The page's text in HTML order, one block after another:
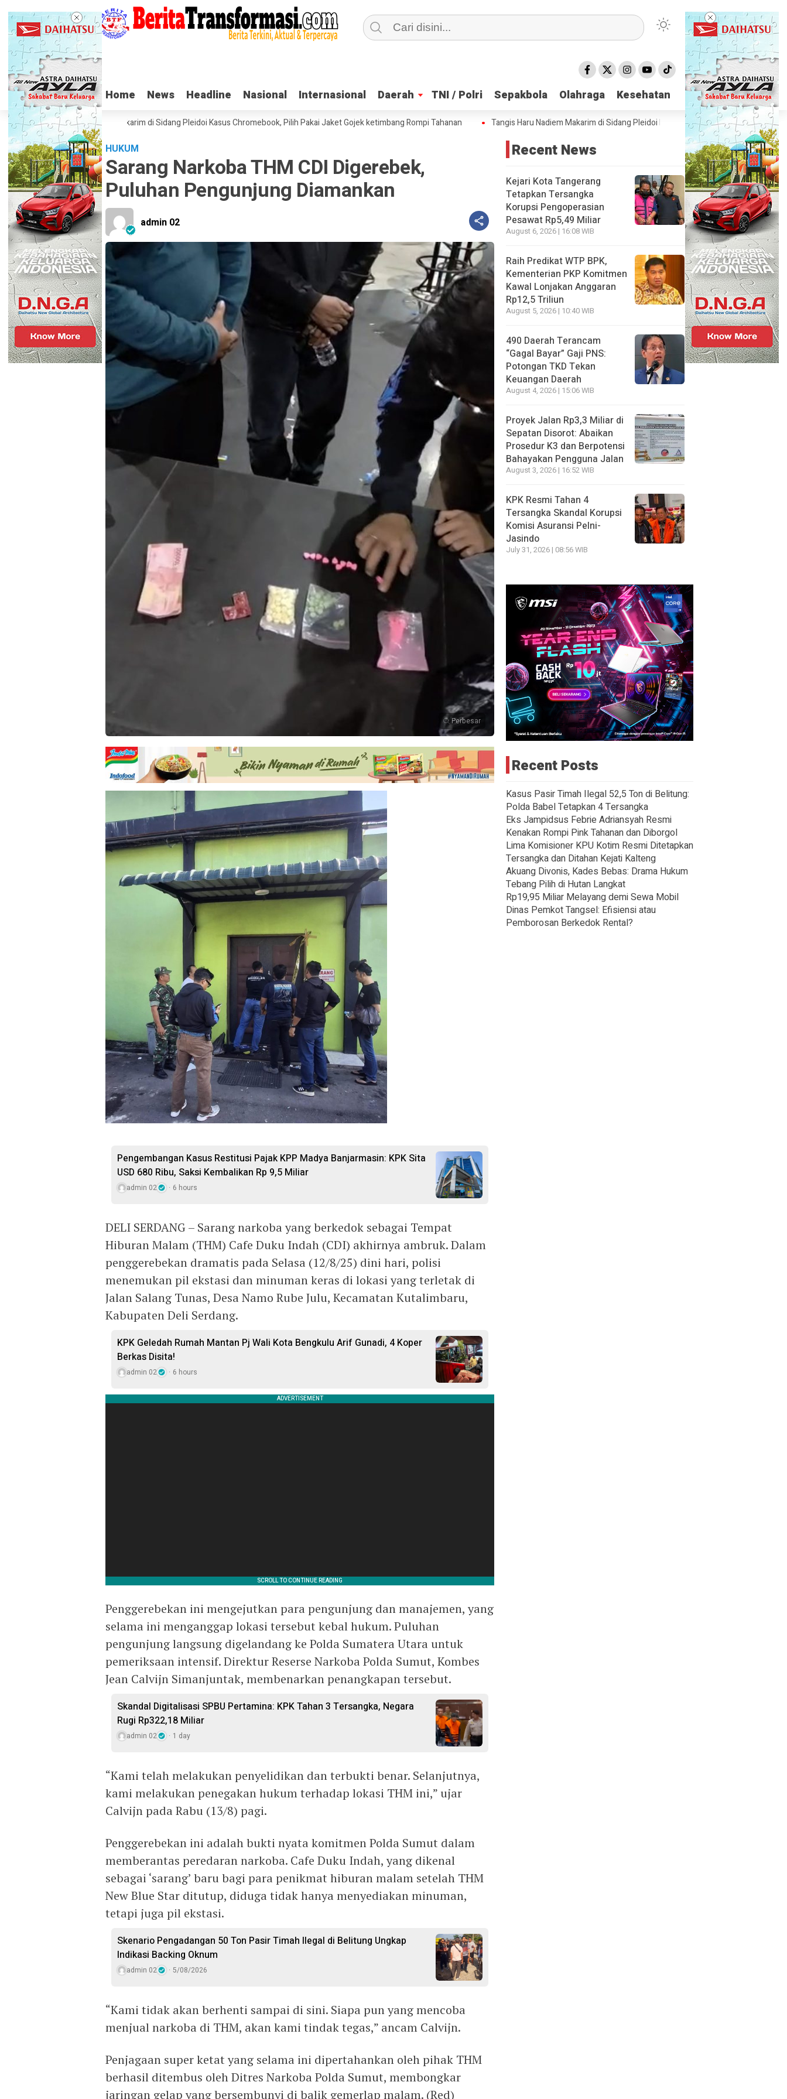
Home News Headline Nasional Internasional Daerah TNI / Polri Sepakbola Olahraga Kesehatan
Home News Headline Nasional Internasional Daerah TNI / Polri Sepakbola Olahraga Kesehatan
Tangis Haru Nadiem Makarim di Sidang Pleidoi Kasus Chromebook, Pilih Pakai Jaket Gojek ketimbang Rompi Tahanan Tangis Haru Nadiem Makarim di Sidang Pleidoi Kasus Chromebook, Pilih Pakai Jaket
HUKUM
Sarang Narkoba THM CDI Digerebek,
Puluhan Pengunjung Diamankan
admin 02
Perbesar
Pengembangan Kasus Restitusi Pajak KPP Madya Banjarmasin: KPK Sita
USD 680 Ribu, Saksi Kembalikan Rp 9,5 Miliar
admin 02 6 hours
DELI SERDANG – Sarang narkoba yang berkedok sebagai Tempat
Hiburan Malam (THM) Cafe Duku Indah (CDI) akhirnya ambruk. Dalam
penggerebekan dramatis pada Selasa (12/8/25) dini hari, polisi
menemukan pil ekstasi dan minuman keras di lokasi yang terletak di
Jalan Salang Tunas, Desa Namo Rube Julu, Kecamatan Kutalimbaru,
Kabupaten Deli Serdang.
KPK Geledah Rumah Mantan Pj Wali Kota Bengkulu Arif Gunadi, 4 Koper
Berkas Disita!
admin 02 6 hours
Penggerebekan ini mengejutkan para pengunjung dan manajemen, yang
selama ini menganggap lokasi tersebut kebal hukum. Puluhan
pengunjung langsung digelandang ke Polda Sumatera Utara untuk
pemeriksaan intensif. Direktur Reserse Narkoba Polda Sumut, Kombes
Jean Calvijn Simanjuntak, membenarkan penangkapan tersebut.
Skandal Digitalisasi SPBU Pertamina: KPK Tahan 3 Tersangka, Negara
Rugi Rp322,18 Miliar
admin 02 1 day
“Kami telah melakukan penyelidikan dan terbukti benar. Selanjutnya,
kami melakukan penegakan hukum terhadap lokasi THM ini,” ujar
Calvijn pada Rabu (13/8) pagi.
Penggerebekan ini adalah bukti nyata komitmen Polda Sumut dalam
memberantas peredaran narkoba. Cafe Duku Indah, yang dikenal
sebagai ‘sarang’ baru bagi para penikmat hiburan malam setelah THM
New Blue Star ditutup, diduga tidak hanya menyediakan minuman,
tetapi juga pil ekstasi.
Skenario Pengadangan 50 Ton Pasir Timah Ilegal di Belitung Ungkap
Indikasi Backing Oknum
admin 02 5/08/2026
“Kami tidak akan berhenti sampai di sini. Siapa pun yang mencoba
menjual narkoba di THM, akan kami tindak tegas,” ancam Calvijn.
Penjagaan super ketat yang selama ini dipertahankan oleh pihak THM
berhasil ditembus oleh Ditres Narkoba Polda Sumut, membongkar
jaringan gelap yang bersembunyi di balik gemerlap malam. (Red)
Recent News
Kejari Kota Tangerang
Tetapkan Tersangka
Korupsi Pengoperasian
Pesawat Rp5,49 Miliar
August 6, 2026 | 16:08 WIB
Raih Predikat WTP BPK,
Kementerian PKP Komitmen
Kawal Lonjakan Anggaran
Rp12,5 Triliun
August 5, 2026 | 10:40 WIB
490 Daerah Terancam
“Gagal Bayar” Gaji PNS:
Potongan TKD Tekan
Keuangan Daerah
August 4, 2026 | 15:06 WIB
Proyek Jalan Rp3,3 Miliar di
Sepatan Disorot: Abaikan
Prosedur K3 dan Berpotensi
Bahayakan Pengguna Jalan
August 3, 2026 | 16:52 WIB
KPK Resmi Tahan 4
Tersangka Skandal Korupsi
Komisi Asuransi Pelni-
Jasindo
July 31, 2026 | 08:56 WIB
Recent Posts
Kasus Pasir Timah Ilegal 52,5 Ton di Belitung:
Polda Babel Tetapkan 4 Tersangka
Eks Jampidsus Febrie Adriansyah Resmi
Kenakan Rompi Pink Tahanan dan Diborgol
Lima Komisioner KPU Kotim Resmi Ditetapkan
Tersangka dan Ditahan Kejati Kalteng
Akuang Divonis, Kades Bebas: Drama Hukum
Tebang Pilih di Hutan Langkat
Rp19,95 Miliar Melayang demi Sewa Mobil
Dinas Pemkot Tangsel: Efisiensi atau
Pemborosan Berkedok Rental?